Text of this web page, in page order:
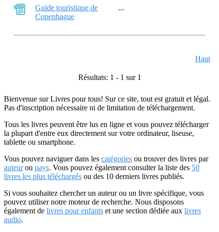
Guide touristique de
Copenhague
...
Haut
Résultats: 1 - 1 sur 1
Bienvenue sur Livres pour tous! Sur ce site, tout est gratuit et légal.
Pas d'inscription nécessaire ni de limitation de téléchargement.
Tous les livres peuvent être lus en ligne et vous pouvez télécharger
la plupart d'entre eux directement sur votre ordinateur, liseuse,
tablette ou smartphone.
Vous pouvez naviguer dans les catégories ou trouver des livres par
auteurou pays. Vous pouvez également consulter la liste des 50
livres les plus téléchargés ou des 10 derniers livres publiés.
Si vous souhaitez chercher un auteur ou un livre spécifique, vous
pouvez utiliser notre moteur de recherche. Nous disposons
également de livres pour enfants et une section dédiée aux livres
audio.